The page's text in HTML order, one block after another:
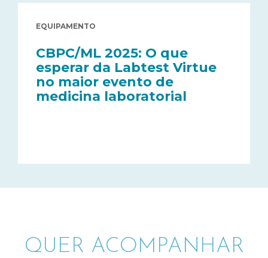
EQUIPAMENTO
CBPC/ML 2025: O que
esperar da Labtest Virtue
no maior evento de
medicina laboratorial
QUER ACOMPANHAR